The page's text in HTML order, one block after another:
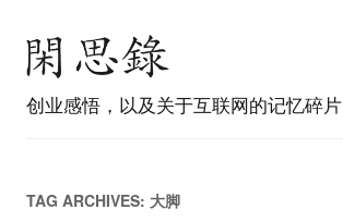
创业感悟，以及关于互联网的记忆碎片
TAG ARCHIVES: 大脚